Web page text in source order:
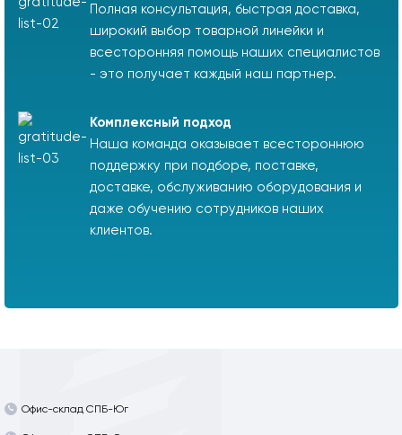
Полная консультация, быстрая доставка,
широкий выбор товарной линейки и
всесторонняя помощь наших специалистов
- это получает каждый наш партнер.
Комплексный подход
Наша команда оказывает всестороннюю
поддержку при подборе, поставке,
доставке, обслуживанию оборудования и
даже обучению сотрудников наших
клиентов.
Офис-склад СПБ-Юг